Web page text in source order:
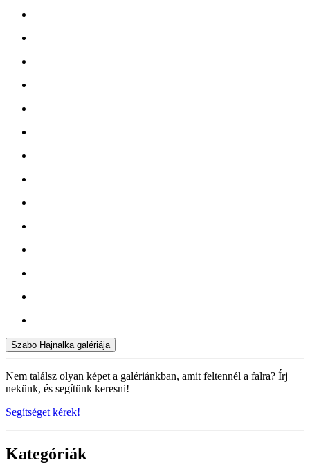
Szabo Hajnalka galériája
Nem találsz olyan képet a galériánkban, amit feltennél a falra? Írj
nekünk, és segítünk keresni!
Segítséget kérek!
Kategóriák